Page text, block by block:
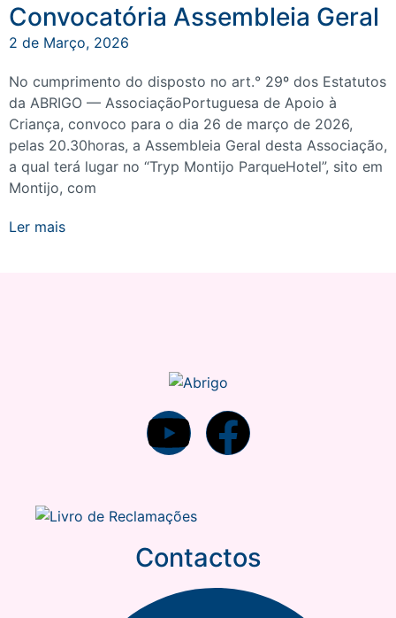
Convocatória Assembleia Geral
2 de Março, 2026
No cumprimento do disposto no art.° 29º dos Estatutos
da ABRIGO — AssociaçãoPortuguesa de Apoio à
Criança, convoco para o dia 26 de março de 2026,
pelas 20.30horas, a Assembleia Geral desta Associação,
a qual terá lugar no “Tryp Montijo ParqueHotel”, sito em
Montijo, com
Ler mais
Contactos